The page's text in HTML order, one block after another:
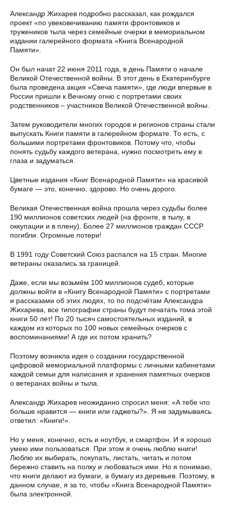
Александр Жихарев подробно рассказал, как рождался
проект «по увековечиванию памяти фронтовиков и
тружеников тыла через семейные очерки в мемориальном
издании галерейного формата «Книга Всенародной
Памяти».
Он был начат 22 июня 2011 года, в день Памяти о начале
Великой Отечественной войны. В этот день в Екатеринбурге
была проведена акция «Свеча памяти», где люди впервые в
России пришли к Вечному огню с портретами своих
родственников – участников Великой Отечественной войны.
Затем руководители многих городов и регионов страны стали
выпускать Книги памяти в галерейном формате. То есть, с
большими портретами фронтовиков. Потому что, чтобы
понять судьбу каждого ветерана, нужно посмотреть ему в
глаза и задуматься.
Цветные издания «Книг Всенародной Памяти» на красивой
бумаге — это, конечно, здорово. Но очень дорого.
Великая Отечественная война прошла через судьбы более
190 миллионов советских людей (на фронте, в тылу, в
оккупации и в плену). Более 27 миллионов граждан СССР
погибли. Огромные потери!
В 1991 году Советский Союз распался на 15 стран. Многие
ветераны оказались за границей.
Даже, если мы возьмём 100 миллионов судеб, которые
должны войти в «Книгу Всенародной Памяти» с портретами
и рассказами об этих людях, то по подсчётам Александра
Жихарева, все типографии страны будут печатать тома этой
книги 50 лет! По 20 тысяч самостоятельных изданий, в
каждом из которых по 100 новых семейных очерков с
воспоминаниями! А где их потом хранить?
Поэтому возникла идея о создании государственной
цифровой мемориальной платформы с личными кабинетами
каждой семьи для написания и хранения памятных очерков
о ветеранах войны и тыла.
Александр Жихарев неожиданно спросил меня: «А тебе что
больше нравится — книги или гаджеты?». Я не задумываясь
ответил: «Книги!».
Но у меня, конечно, есть и ноутбук, и смартфон. И я хорошо
умею ими пользоваться. При этом я очень люблю книги!
Люблю их выбирать, покупать, листать, читать и потом
бережно ставить на полку и любоваться ими. Но я понимаю,
что книги делают из бумаги, а бумагу из деревьев. Поэтому, в
данном случае, я за то, чтобы «Книга Всенародной Памяти»
была электронной.